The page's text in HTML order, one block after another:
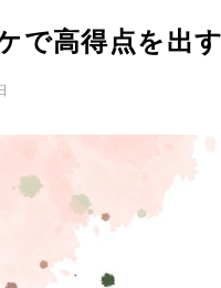
で高得点を出